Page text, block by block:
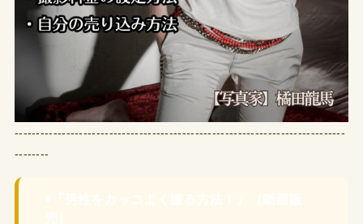
-----------------------------------------------------------------------------
--------